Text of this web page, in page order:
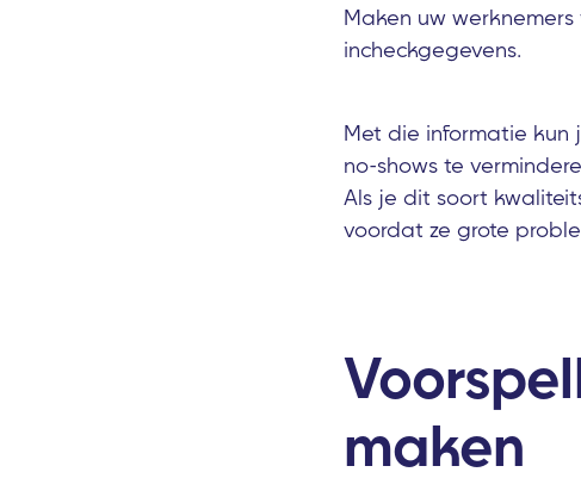
Maken uw
incheckgegevens.
Met die informatie
no-shows te
Als je dit soort
voordat ze grote
maken